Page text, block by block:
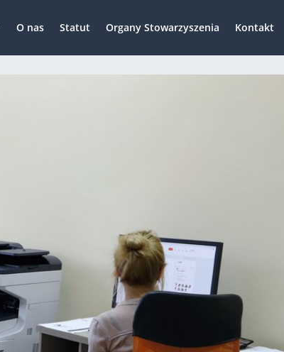
O nas Statut Organy Stowarzyszenia Kontakt